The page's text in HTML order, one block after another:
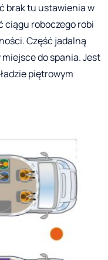
brak tu ustawienia w
ciągu roboczego robi
Część jadalną
do spania. Jest
piętrowym